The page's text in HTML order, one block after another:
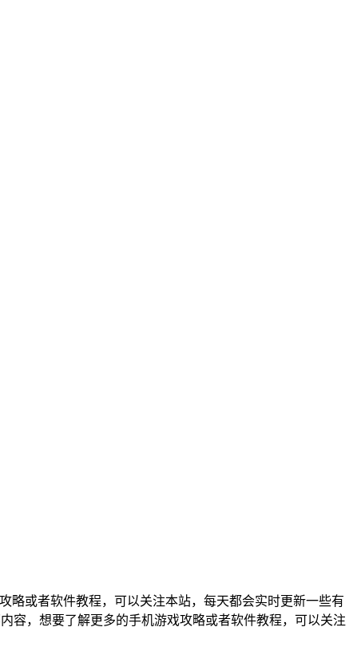
略或者软件教程，可以关注本站，每天都会实时更新一些有
容，想要了解更多的手机游戏攻略或者软件教程，可以关注